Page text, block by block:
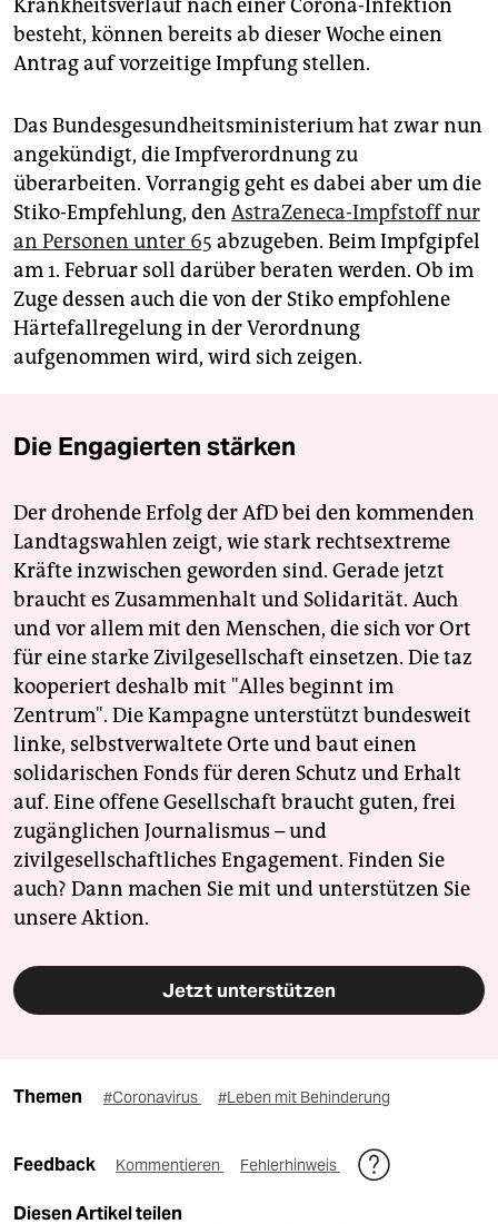
Krankheitsverlauf nach einer Corona-Infektion
besteht, können bereits ab dieser Woche einen
Antrag auf vorzeitige Impfung stellen.
Das Bundesgesundheitsministerium hat zwar nun
angekündigt, die Impfverordnung zu
überarbeiten. Vorrangig geht es dabei aber um die
Stiko-Empfehlung, den AstraZeneca-Impfstoff nur
an Personen unter 65 abzugeben. Beim Impfgipfel
am 1. Februar soll darüber beraten werden. Ob im
Zuge dessen auch die von der Stiko empfohlene
Härtefallregelung in der Verordnung
aufgenommen wird, wird sich zeigen.
Die Engagierten stärken
Der drohende Erfolg der AfD bei den kommenden
Landtagswahlen zeigt, wie stark rechtsextreme
Kräfte inzwischen geworden sind. Gerade jetzt
braucht es Zusammenhalt und Solidarität. Auch
und vor allem mit den Menschen, die sich vor Ort
für eine starke Zivilgesellschaft einsetzen. Die taz
kooperiert deshalb mit "Alles beginnt im
Zentrum". Die Kampagne unterstützt bundesweit
linke, selbstverwaltete Orte und baut einen
solidarischen Fonds für deren Schutz und Erhalt
auf. Eine offene Gesellschaft braucht guten, frei
zugänglichen Journalismus – und
zivilgesellschaftliches Engagement. Finden Sie
auch? Dann machen Sie mit und unterstützen Sie
unsere Aktion.
Jetzt unterstützen
Themen #Coronavirus #Leben mit Behinderung
Feedback Kommentieren Fehlerhinweis
Diesen Artikel teilen